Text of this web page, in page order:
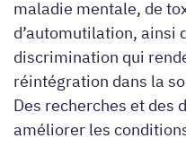
maladie mentale, de
d’automutilation, ainsi
discrimination qui
réintégration dans la
Des recherches et des
améliorer les